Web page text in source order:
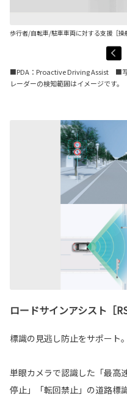
歩行者/自転車/駐車車両に対する支援［操
■PDA：Proactive Driving Assist ■
レーダーの検知範囲はイメージです。
ロードサインアシスト［
標識の見逃し防止をサポート。
単眼カメラで認識した「最高
停止」「転回禁止」の道路標